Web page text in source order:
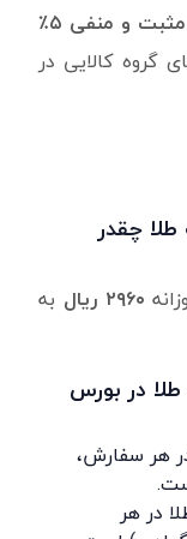
مثبت و منفی ۵٪
گروه کالایی در
چقدر
۲۹۶۰ ریال
به
در بورس
هر سفارش،
در هر